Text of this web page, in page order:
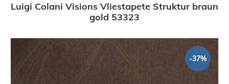
Luigi Colani Visions Vliestapete Struktur braun
gold 53323
-37%